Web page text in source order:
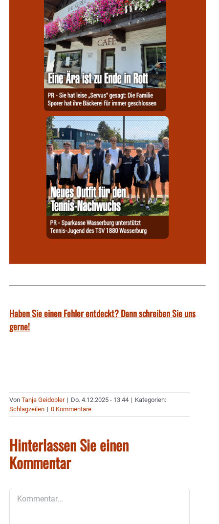
Haben Sie einen Fehler entdeckt? Dann schreiben Sie uns
gerne!
Von Tanja Geidobler | Do. 4.12.2025 - 13:44 | Kategorien:
Schlagzeilen | 0 Kommentare
Hinterlassen Sie einen
Kommentar